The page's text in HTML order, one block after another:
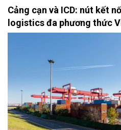
Cảng cạn và ICD: nút kết
logistics đa phương thức